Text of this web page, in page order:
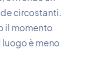
circostanti.
il momento
è meno